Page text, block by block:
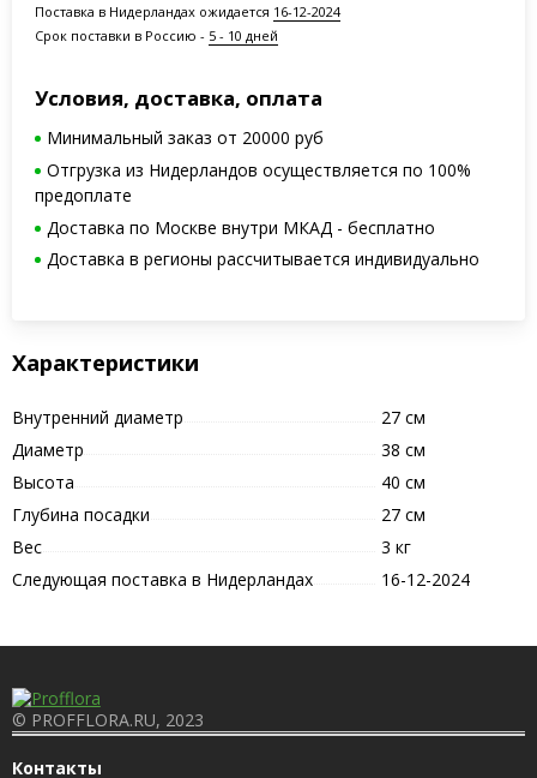
Поставка в Нидерландах ожидается 16-12-2024
Срок поставки в Россию - 5 - 10 дней
Условия, доставка, оплата
Минимальный заказ от 20000 руб
Отгрузка из Нидерландов осуществляется по 100%
предоплате
Доставка по Москве внутри МКАД - бесплатно
Доставка в регионы рассчитывается индивидуально
Характеристики
Внутренний диаметр
27 см
Диаметр
38 см
Высота
40 см
Глубина посадки
27 см
Вес
3 кг
Следующая поставка в Нидерландах
16-12-2024
© PROFFLORA.RU, 2023
Контакты